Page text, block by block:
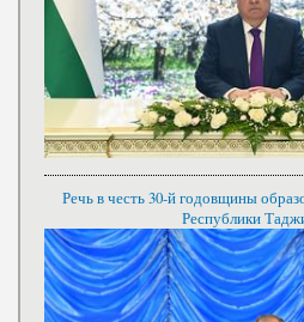
Речь в честь 30-й годовщины
Республики